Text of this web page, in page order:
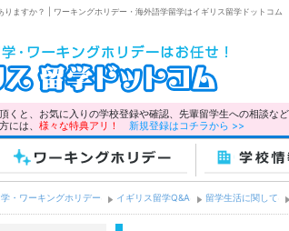
ますか？ | ワーキングホリデー・海外語学留学はイギリス留学ドットコム
くと、お気に入りの学校登録や確認、先輩留学生への相談な
には、 様々な特典アリ！
新規登録はコチラから >>
ワーキングホリデー 学校情報
・ワーキングホリデー イギリス留学Q&A 留学生活に関して